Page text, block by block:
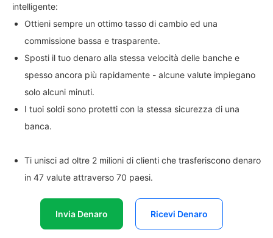
intelligente:
Ottieni sempre un ottimo tasso di cambio ed una
commissione bassa e trasparente.
Sposti il tuo denaro alla stessa velocità delle banche e
spesso ancora più rapidamente - alcune valute impiegano
solo alcuni minuti.
I tuoi soldi sono protetti con la stessa sicurezza di una
banca.
Ti unisci ad oltre 2 milioni di clienti che trasferiscono denaro
in 47 valute attraverso 70 paesi.
Invia Denaro Ricevi Denaro